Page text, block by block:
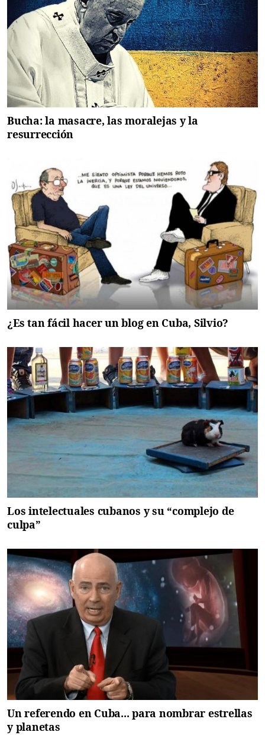
Bucha: la masacre, las moralejas y la
resurrección
¿Es tan fácil hacer un blog en Cuba, Silvio?
Los intelectuales cubanos y su “complejo de
culpa”
Un referendo en Cuba... para nombrar estrellas
y planetas